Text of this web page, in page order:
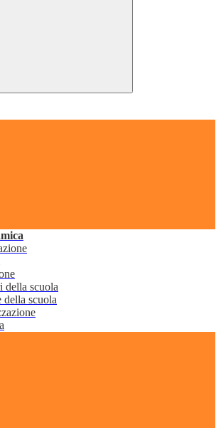
della scuola
della scuola